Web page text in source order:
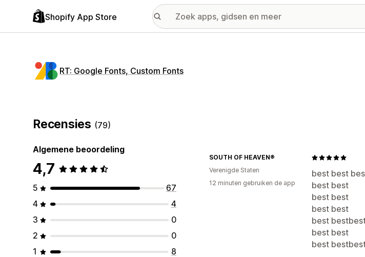
Shopify App Store
RT: Google Fonts, Custom Fonts
Recensies (79)
Algemene beoordeling
4,7
5
67
4
4
3
0
2
0
1
8
best best
best best
best best
best best
best
best best
best
SOUTH OF HEAVEN®
Verenigde Staten
12 minuten gebruiken de app